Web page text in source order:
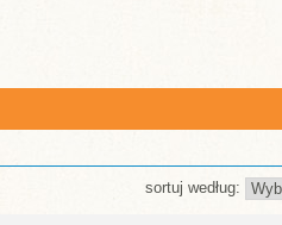
sortuj według: